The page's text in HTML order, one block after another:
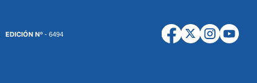
EDICIÓN Nº - 6494